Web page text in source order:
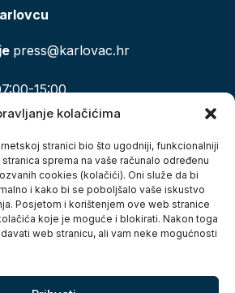
kolačićima
stranici bio što ugodniji, funkcionalniji
sprema na vaše računalo određenu
cookies (kolačići). Oni služe da bi
i kako bi se poboljšalo vaše iskustvo
Posjetom i korištenjem ove web stranice
koje je moguće i blokirati. Nakon toga
web stranicu, ali vam neke mogućnosti
press@karlovac.hr
15:00